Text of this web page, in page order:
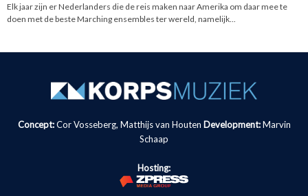
Elk jaar zijn er Nederlanders die de reis maken naar Amerika om daar mee te
doen met de beste Marching ensembles ter wereld, namelijk...
Concept:Cor Vosseberg, Matthijs van Houten Development: Marvin
Schaap
Hosting: